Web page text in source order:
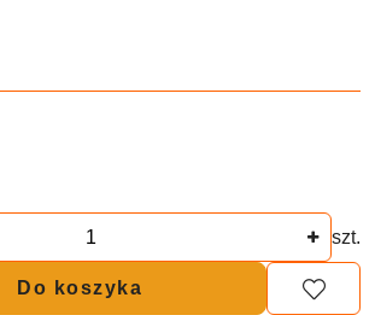
szt.
Do koszyka